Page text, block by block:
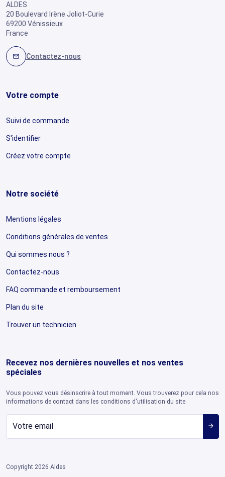
ALDES
20 Boulevard Irène Joliot-Curie
69200 Vénissieux
France
mail Contactez-nous
Votre compte
Suivi de commande
S'identifier
Créez votre compte
Notre société
Mentions légales
Conditions générales de ventes
Qui sommes nous ?
Contactez-nous
FAQ commande et remboursement
Plan du site
Trouver un technicien
Recevez nos dernières nouvelles et nos ventes
spéciales
Vous pouvez vous désinscrire à tout moment. Vous trouverez pour cela nos
informations de contact dans les conditions d'utilisation du site.
arrow_forward
Copyright 2026 Aldes